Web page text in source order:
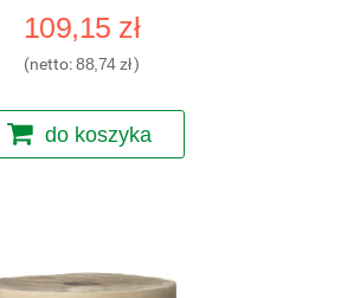
109,15 zł
(netto:88,74 zł)
do koszyka